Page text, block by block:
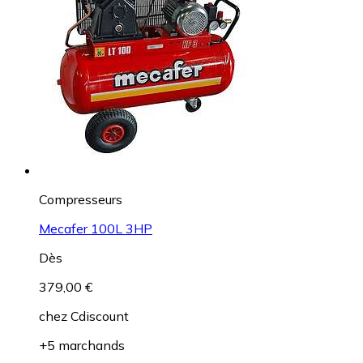
Compresseurs
Mecafer 100L 3HP
Dès
379,00 €
chez Cdiscount
+5 marchands